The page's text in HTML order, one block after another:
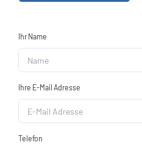
Ihr Name
Ihre E-Mail Adresse
Telefon